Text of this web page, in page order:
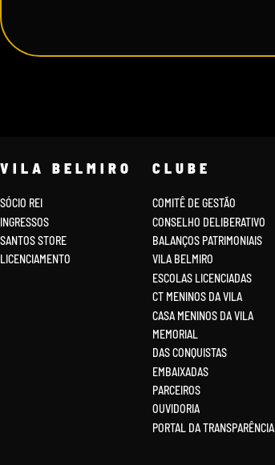
VILA BELMIRO
SÓCIO REI
INGRESSOS
SANTOS STORE
LICENCIAMENTO
CLUBE
COMITÊ DE GESTÃO
CONSELHO DELIBERATIVO
BALANÇOS PATRIMONIAIS
VILA BELMIRO
ESCOLAS LICENCIADAS
CT MENINOS DA VILA
CASA MENINOS DA VILA
MEMORIAL
DAS CONQUISTAS
EMBAIXADAS
PARCEIROS
OUVIDORIA
PORTAL DA TRANSPARÊNCIA